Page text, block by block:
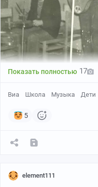
Показать полностью 17
Виа Школа Музыка Дети
5
element111